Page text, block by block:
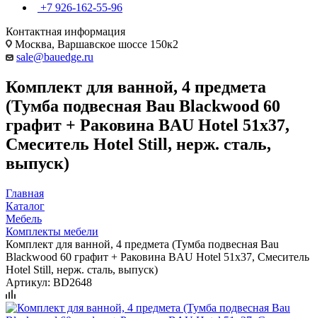
+7 926-162-55-96
Контактная информация
Москва, Варшавское шоссе 150к2
sale@bauedge.ru
Комплект для ванной, 4 предмета
(Тумба подвесная Bau Blackwood 60
графит + Раковина BAU Hotel 51х37,
Смеситель Hotel Still, нерж. сталь,
выпуск)
Главная
Каталог
Мебель
Комплекты мебели
Комплект для ванной, 4 предмета (Тумба подвесная Bau
Blackwood 60 графит + Раковина BAU Hotel 51х37, Смеситель
Hotel Still, нерж. сталь, выпуск)
Артикул: BD2648